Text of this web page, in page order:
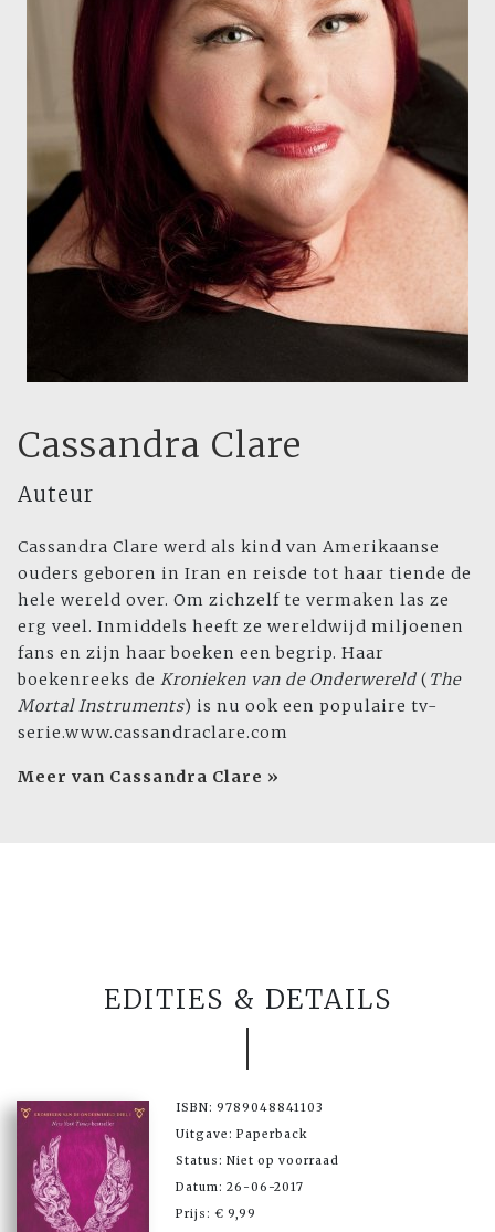
Cassandra Clare
Auteur
Cassandra Clare werd als kind van Amerikaanse
ouders geboren in Iran en reisde tot haar tiende de
hele wereld over. Om zichzelf te vermaken las ze
erg veel. Inmiddels heeft ze wereldwijd miljoenen
fans en zijn haar boeken een begrip. Haar
boekenreeks de Kronieken van de Onderwereld ( The
Mortal Instruments) is nu ook een populaire tv-
serie.www.cassandraclare.com
Meer van Cassandra Clare »
EDITIES & DETAILS
ISBN: 9789048841103
Uitgave: Paperback
Status: Niet op voorraad
Datum: 26-06-2017
Prijs: € 9,99